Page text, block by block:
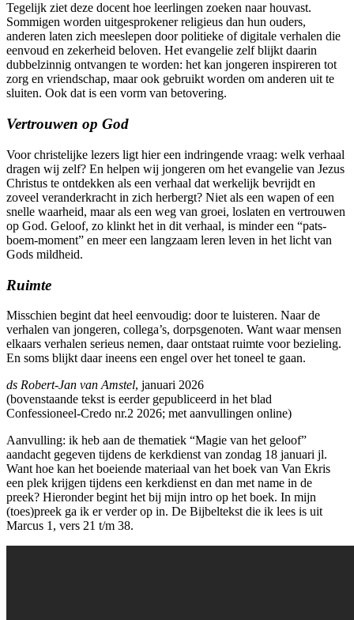
Tegelijk ziet deze docent hoe leerlingen zoeken naar houvast.
Sommigen worden uitgesprokener religieus dan hun ouders,
anderen laten zich meeslepen door politieke of digitale verhalen die
eenvoud en zekerheid beloven. Het evangelie zelf blijkt daarin
dubbelzinnig ontvangen te worden: het kan jongeren inspireren tot
zorg en vriendschap, maar ook gebruikt worden om anderen uit te
sluiten. Ook dat is een vorm van betovering.
Vertrouwen op God
Voor christelijke lezers ligt hier een indringende vraag: welk verhaal
dragen wij zelf? En helpen wij jongeren om het evangelie van Jezus
Christus te ontdekken als een verhaal dat werkelijk bevrijdt en
zoveel veranderkracht in zich herbergt? Niet als een wapen of een
snelle waarheid, maar als een weg van groei, loslaten en vertrouwen
op God. Geloof, zo klinkt het in dit verhaal, is minder een “pats-
boem-moment” en meer een langzaam leren leven in het licht van
Gods mildheid.
Ruimte
Misschien begint dat heel eenvoudig: door te luisteren. Naar de
verhalen van jongeren, collega’s, dorpsgenoten. Want waar mensen
elkaars verhalen serieus nemen, daar ontstaat ruimte voor bezieling.
En soms blijkt daar ineens een engel over het toneel te gaan.
ds Robert-Jan van Amstel, januari 2026
(bovenstaande tekst is eerder gepubliceerd in het blad
Confessioneel-Credo nr.2 2026; met aanvullingen online)
Aanvulling: ik heb aan de thematiek “Magie van het geloof”
aandacht gegeven tijdens de kerkdienst van zondag 18 januari jl.
Want hoe kan het boeiende materiaal van het boek van Van Ekris
een plek krijgen tijdens een kerkdienst en dan met name in de
preek? Hieronder begint het bij mijn intro op het boek. In mijn
(toes)preek ga ik er verder op in. De Bijbeltekst die ik lees is uit
Marcus 1, vers 21 t/m 38.